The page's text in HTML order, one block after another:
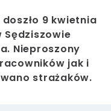
9 kwietnia
Sędziszowie
Nieproszony
jak i
strażaków.